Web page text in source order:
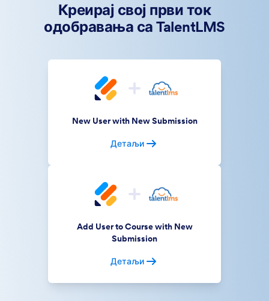
Креирај свој први ток
одобравања са TalentLMS
New User with New Submission
Детаљи
Add User to Course with New
Submission
Детаљи